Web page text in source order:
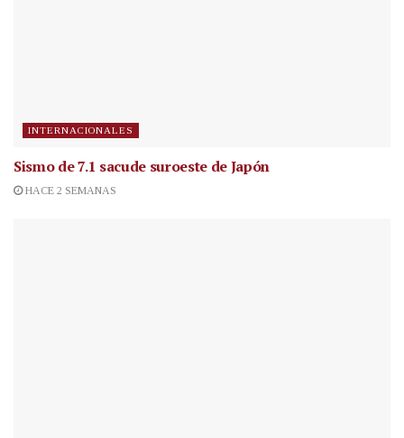
INTERNACIONALES
Sismo de 7.1 sacude suroeste de Japón
HACE 2 SEMANAS